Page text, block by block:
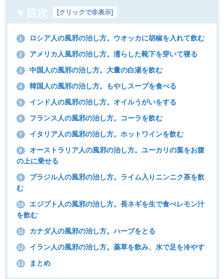
▼目次 [クリックで非表示]
1 ロシア人の風邪の治し方。ウオッカに胡椒を入れて飲む
2 アメリカ人風邪の治し方。濡らした靴下を穿いて寝る
3 中国人の風邪の治し方。大量の白湯を飲む
4 韓国人の風邪の治し方。もやしスープを食べる
5 インド人の風邪の治し方。オイルうがいをする
6 フランス人の風邪の治し方。コーラを飲む
7 イタリア人の風邪の治し方。ホットワインを飲む
8
オーストラリア人の風邪の治し方。ユーカリの葉をお腹
の上に乗せる
9
ブラジル人の風邪の治し方。ライム入りニンニク茶を飲
む
10
エジプト人の風邪の治し方。長ネギを生で食べレモン汁
を飲む
11 カナダ人の風邪の治し方。ハーブをとる
12 イラン人の風邪の治し方。薬草を飲み、水で足を冷やす
13 まとめ